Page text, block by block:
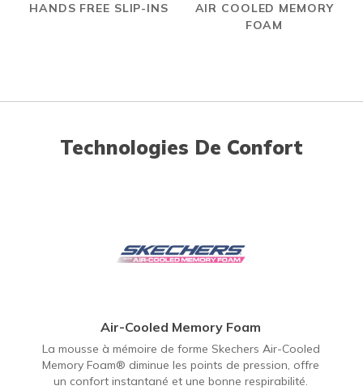
HANDS FREE SLIP-INS
AIR COOLED MEMORY
FOAM
Technologies De Confort
Air-Cooled Memory Foam
La mousse à mémoire de forme Skechers Air-Cooled
Memory Foam® diminue les points de pression, offre
un confort instantané et une bonne respirabilité.